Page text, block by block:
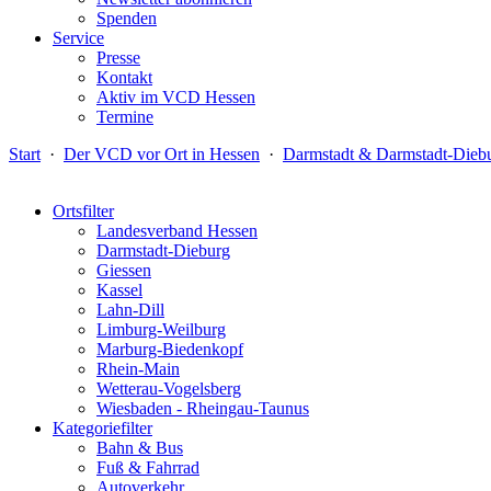
Spenden
Service
Presse
Kontakt
Aktiv im VCD Hessen
Termine
Start · Der VCD vor Ort in Hessen · Darmstadt & Darmstadt-
Ortsfilter
Landesverband Hessen
Darmstadt-Dieburg
Giessen
Kassel
Lahn-Dill
Limburg-Weilburg
Marburg-Biedenkopf
Rhein-Main
Wetterau-Vogelsberg
Wiesbaden - Rheingau-Taunus
Kategoriefilter
Bahn & Bus
Fuß & Fahrrad
Autoverkehr